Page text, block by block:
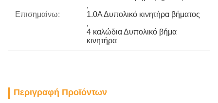
Επισημαίνω:
,
1.0Α Δυπολικό κινητήρα βήματος
,
4 καλώδια Δυπολικό βήμα
κινητήρα
Περιγραφή Προϊόντων